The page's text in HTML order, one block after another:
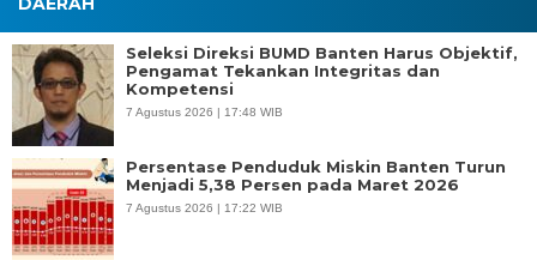
Seleksi Direksi BUMD Banten Harus Objektif,
Pengamat Tekankan Integritas dan
Kompetensi
7 Agustus 2026 | 17:48 WIB
Persentase Penduduk Miskin Banten Turun
Menjadi 5,38 Persen pada Maret 2026
7 Agustus 2026 | 17:22 WIB